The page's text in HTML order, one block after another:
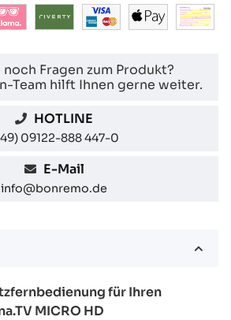
noch Fragen zum Produkt?
Team hilft Ihnen gerne weiter.
HOTLINE
09122-888 447-0
E-Mail
info@bonremo.de
für Ihren
MICRO HD